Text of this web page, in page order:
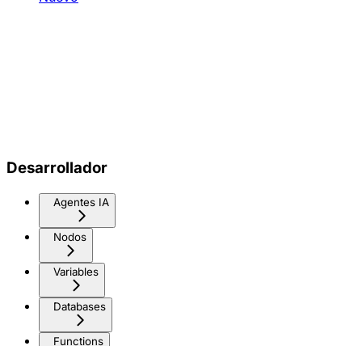
Desarrollador
Agentes IA
Nodos
Variables
Databases
Functions